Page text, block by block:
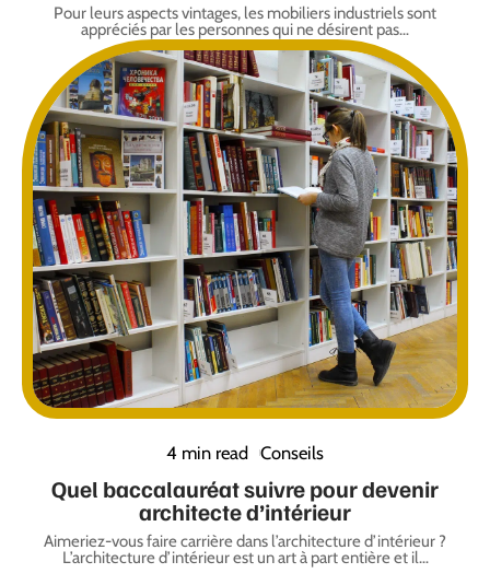
Pour leurs aspects vintages, les mobiliers industriels sont
appréciés par les personnes qui ne désirent pas…
4 min read Conseils
Quel baccalauréat suivre pour devenir
architecte d’intérieur
Aimeriez-vous faire carrière dans l’architecture d’intérieur ?
L’architecture d’intérieur est un art à part entière et il…